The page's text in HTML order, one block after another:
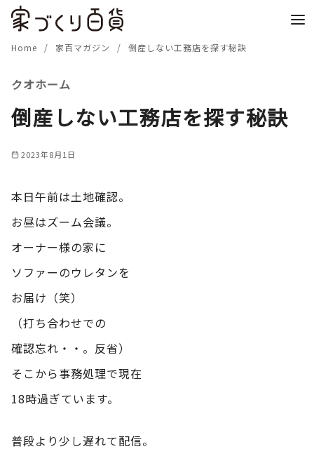
Home 家百マガジン 倒産しない工務店を探す秘訣
クオホーム
倒産しない工務店を探す秘訣
2023年8月1日
本日午前は土地確認。
お昼はズーム会議。
オーナー様の家に
ソファーのウレタンを
お届け（笑）
（打ち合わせでの
確認忘れ・・。反省）
そこから事務処理で現在
18時過ぎています。
普段より少し遅れて配信。